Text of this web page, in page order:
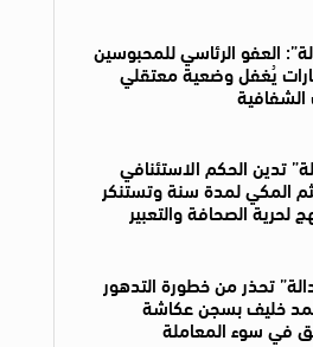
العفو الرئاسي للمحبوسين
يُغفل وضعية معتقلي
تدين الحكم الاستئنافي
المكي لمدة سنة وتستنكر
الصحافة والتعبير
تحذر من خطورة التدهور
خليف بسجن عكاشة
في سوء المعاملة